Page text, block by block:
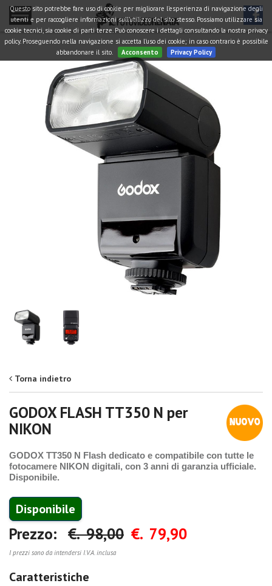
Questo sito potrebbe fare uso di cookie per migliorare l'esperienza di navigazione degli
utenti e per raccogliere informazioni sull'utilizzo del sito stesso. Possiamo utilizzare sia
cookie tecnici, sia cookie di parti terze. Può conoscere i dettagli consultando la nostra privacy
policy. Proseguendo nella navigazione si accetta l'uso dei cookie; in caso contrario è possibile
abbandonare il sito.
Acconsento Privacy Policy
Torna indietro
GODOX FLASH TT350 N per
NIKON
GODOX TT350 N Flash dedicato e compatibile con tutte le
fotocamere NIKON digitali, con 3 anni di garanzia ufficiale.
Disponibile.
Disponibile
Prezzo: €. 98,00 €. 79,90
I prezzi sono da intendersi I.V.A. inclusa
Caratteristiche